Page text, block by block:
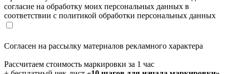
согласие на обработку моих персональных данных в
соответствии с политикой обработки персональных данных
Согласен на рассылку материалов рекламного характера
Рассчитаем стоимость маркировки за 1 час